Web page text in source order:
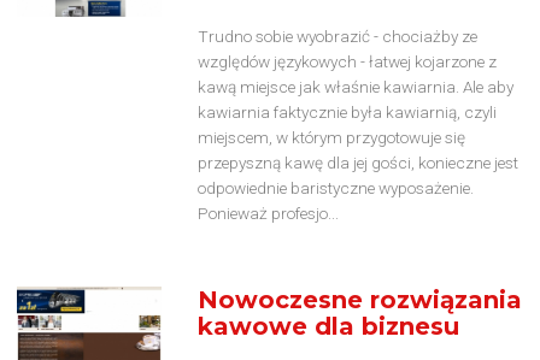
Trudno sobie wyobrazić - chociażby ze
względów językowych - łatwej kojarzone z
kawą miejsce jak właśnie kawiarnia. Ale aby
kawiarnia faktycznie była kawiarnią, czyli
miejscem, w którym przygotowuje się
przepyszną kawę dla jej gości, konieczne jest
odpowiednie baristyczne wyposażenie.
Ponieważ profesjo...
Nowoczesne rozwiązania
kawowe dla biznesu